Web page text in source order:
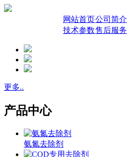
网站首页公司简介
技术参数售后服务
更多..
产品中心
氨氮去除剂